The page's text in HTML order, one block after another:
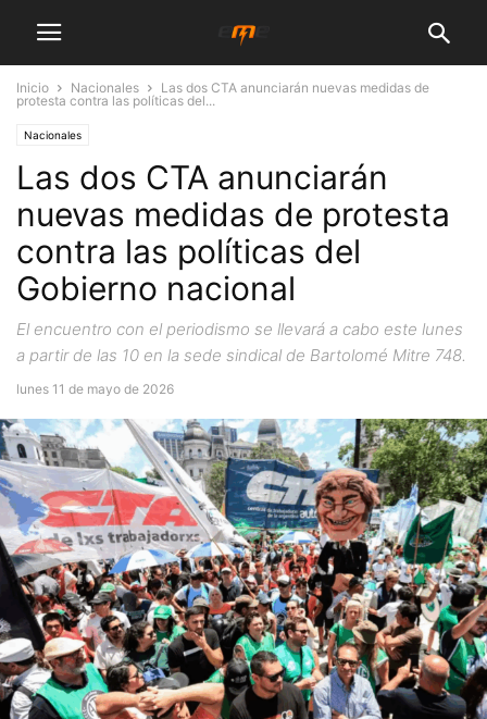
Inicio Nacionales
Las dos CTA anunciarán nuevas medidas de
protesta contra las políticas del...
Nacionales
Las dos CTA anunciarán
nuevas medidas de protesta
contra las políticas del
Gobierno nacional
El encuentro con el periodismo se llevará a cabo este lunes
a partir de las 10 en la sede sindical de Bartolomé Mitre 748.
lunes 11 de mayo de 2026